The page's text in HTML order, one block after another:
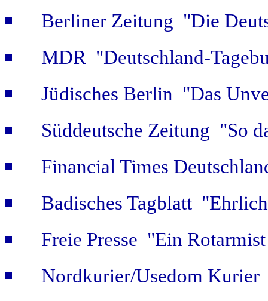
Berliner Zeitung "Die
MDR "Deutschland-
Jüdisches Berlin "Das
Süddeutsche Zeitung "So
Financial Times
Badisches Tagblatt
Freie Presse "Ein
Nordkurier/Usedom